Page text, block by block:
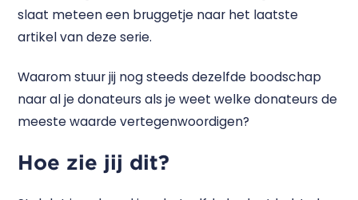
slaat meteen een bruggetje naar het laatste
artikel van deze serie.
Waarom stuur jij nog steeds dezelfde boodschap
naar al je donateurs als je weet welke donateurs de
meeste waarde vertegenwoordigen?
Hoe zie jij dit?